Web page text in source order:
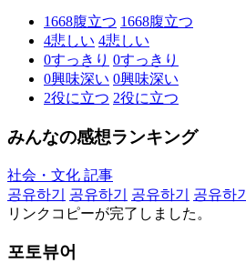
1668腹立つ 1668腹立つ
4悲しい 4悲しい
0すっきり 0すっきり
0興味深い 0興味深い
2役に立つ 2役に立つ
みんなの感想ランキング
社会・文化 記事
공유하기
공유하기 공유하기 공유하기
リンクコピーが完了しました。
포토뷰어